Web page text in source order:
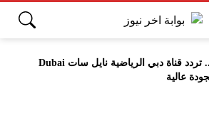
أتفرج مجاناً.. تردد قناة دبي الرياضية نايل سات Dubai